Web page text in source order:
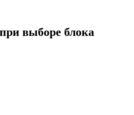
выборе блока